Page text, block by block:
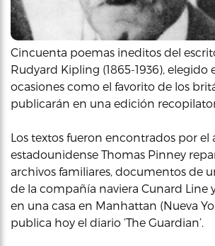
Cincuenta poemas ineditos del
Rudyard Kipling (1865-1936), elegido
ocasiones como el favorito de los
publicarán en una edición
Los textos fueron encontrados por el
estadounidense Thomas Pinney
archivos familiares, documentos de
de la compañía naviera Cunard Line
en una casa en Manhattan (Nueva
publica hoy el diario ‘The Guardian’.